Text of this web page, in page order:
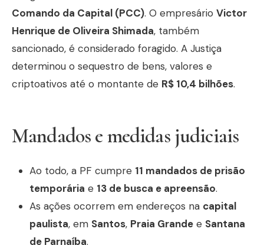
Comando da Capital (PCC). O empresário Victor
Henrique de Oliveira Shimada, também
sancionado, é considerado foragido. A Justiça
determinou o sequestro de bens, valores e
criptoativos até o montante de R$ 10,4 bilhões.
Mandados e medidas judiciais
Ao todo, a PF cumpre 11 mandados de prisão
temporária e 13 de busca e apreensão.
As ações ocorrem em endereços na capital
paulista, em Santos, Praia Grande e Santana
de Parnaíba.